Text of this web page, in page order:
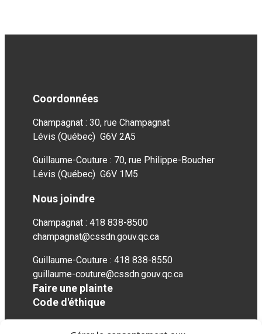
Coordonnées
Champagnat : 30, rue Champagnat
Lévis (Québec) G6V 2A5
Guillaume-Couture : 70, rue Philippe-Boucher
Lévis (Québec) G6V 1M5
Nous joindre
Champagnat : 418 838-8500
champagnat@cssdn.gouv.qc.ca
Guillaume-Couture : 418 838-8550
guillaume-couture@cssdn.gouv.qc.ca
Faire une plainte
Code d'éthique